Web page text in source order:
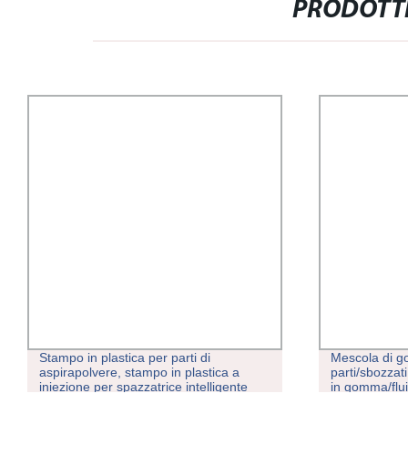
Stampo in plastica per parti di
aspirapolvere, stampo in plastica a
iniezione per spazzatrice intelligente
Mescola di
parti/
in gomma/